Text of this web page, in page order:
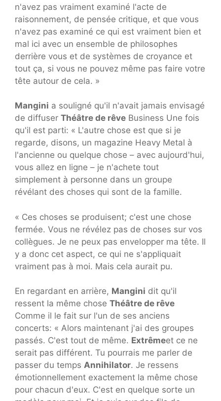
n'avez pas vraiment examiné l'acte de
raisonnement, de pensée critique, et que vous
n'avez pas examiné ce qui est vraiment bien et
mal ici avec un ensemble de philosophes
derrière vous et de systèmes de croyance et
tout ça, si vous ne pouvez même pas faire votre
tête autour de cela. »
Mangini a souligné qu'il n'avait jamais envisagé
de diffuser Théâtre de rêve Business Une fois
qu'il est parti: « L'autre chose est que si je
regarde, disons, un magazine Heavy Metal à
l'ancienne ou quelque chose – avec aujourd'hui,
vous allez en ligne – je n'achete tout
simplement à personne dans un groupe
révélant des choses qui sont de la famille.
« Ces choses se produisent; c'est une chose
fermée. Vous ne révélez pas de choses sur vos
collègues. Je ne peux pas envelopper ma tête. Il
y a donc cet aspect, ce qui ne s'appliquait
vraiment pas à moi. Mais cela aurait pu.
En regardant en arrière, Mangini dit qu'il
ressent la même chose Théâtre de rêve
Comme il le fait sur l'un de ses anciens
concerts: « Alors maintenant j'ai des groupes
passés. C'est tout de même. Extrêmeet ce ne
serait pas différent. Tu pourrais me parler de
passer du temps Annihilator. Je ressens
émotionnellement exactement la même chose
pour chacun d'eux. C'est en quelque sorte un